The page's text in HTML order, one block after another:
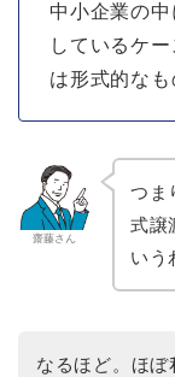
中小企業の
しているケ
は形式的なも
齋藤さん
つま
式譲
いう
なるほど。ほ